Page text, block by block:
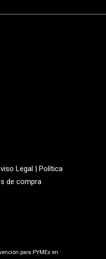
Legal
Política
de compra
para PYMEs en